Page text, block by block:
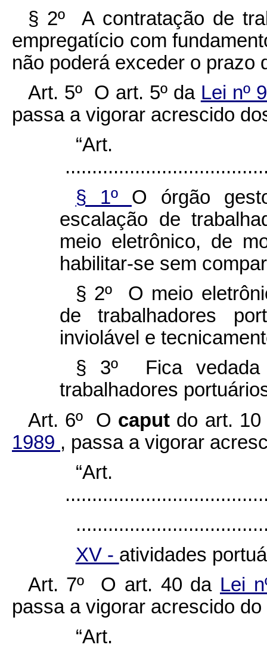
§ 2º A contratação de
empregatício com
não poderá exceder o prazo
Art. 5º O art. 5º da Lei nº
passa a vigorar acrescido
§ 1º O órgão
escalação de
meio eletrônico, de
habilitar-se sem
§ 2º O meio
de trabalhadores
inviolável e
§ 3º Fica vedada
trabalhadores
Art. 6º O caput do art.
1989 , passa a vigorar
XV - atividades
Art. 7º O art. 40 da Lei
passa a vigorar acrescido do